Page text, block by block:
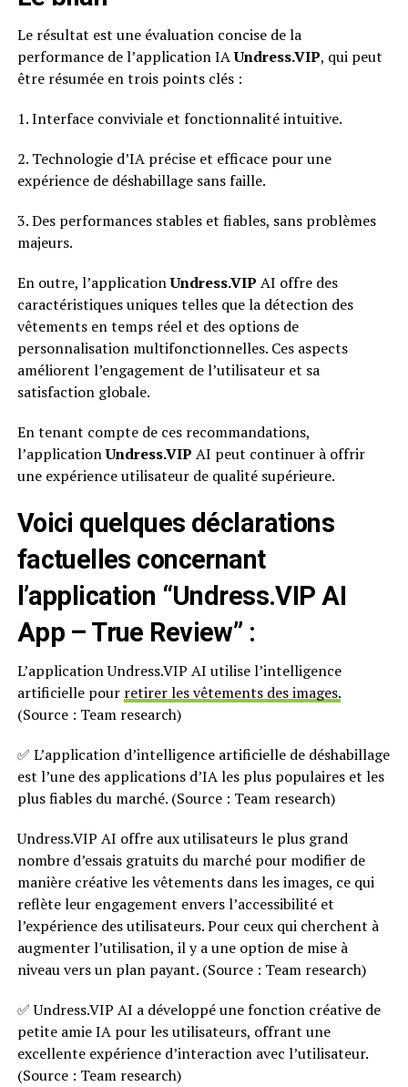
Le résultat est une évaluation concise de la
performance de l’application IAUndress.VIP, qui peut
être résumée en trois points clés :
1. Interface conviviale et fonctionnalité intuitive.
2. Technologie d’IA précise et efficace pour une
expérience de déshabillage sans faille.
3. Des performances stables et fiables, sans problèmes
majeurs.
En outre, l’applicationUndress.VIP AI offre des
caractéristiques uniques telles que la détection des
vêtements en temps réel et des options de
personnalisation multifonctionnelles. Ces aspects
améliorent l’engagement de l’utilisateur et sa
satisfaction globale.
En tenant compte de ces recommandations,
l’applicationUndress.VIP AI peut continuer à offrir
une expérience utilisateur de qualité supérieure.
Voici quelques déclarations
factuelles concernant
l’application “Undress.VIP AI
App – True Review” :
L’application Undress.VIP AI utilise l’intelligence
artificielle pour retirer les vêtements des images.
(Source : Team research)
✅ L’application d’intelligence artificielle de déshabillage
est l’une des applications d’IA les plus populaires et les
plus fiables du marché. (Source : Team research)
Undress.VIP AI offre aux utilisateurs le plus grand
nombre d’essais gratuits du marché pour modifier de
manière créative les vêtements dans les images, ce qui
reflète leur engagement envers l’accessibilité et
l’expérience des utilisateurs. Pour ceux qui cherchent à
augmenter l’utilisation, il y a une option de mise à
niveau vers un plan payant. (Source : Team research)
✅ Undress.VIP AI a développé une fonction créative de
petite amie IA pour les utilisateurs, offrant une
excellente expérience d’interaction avec l’utilisateur.
(Source : Team research)